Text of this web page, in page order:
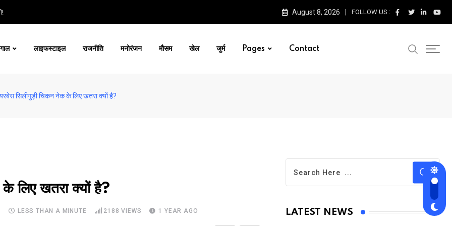
August 8, 2026 FOLLOW US :
लाइफस्टाइल राजनीति मनोरंजन मौसम खेल जुर्म Pages Contact
सिलीगुड़ी चिकन नेक के लिए खतरा क्यों है?
लिए खतरा क्यों है?
LESS THAN A MINUTE 2188 VIEWS 1 YEAR AGO LATEST NEWS